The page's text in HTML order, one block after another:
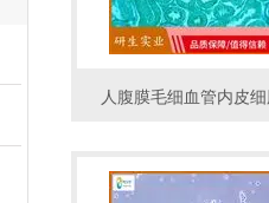
人腹膜毛细血管内皮